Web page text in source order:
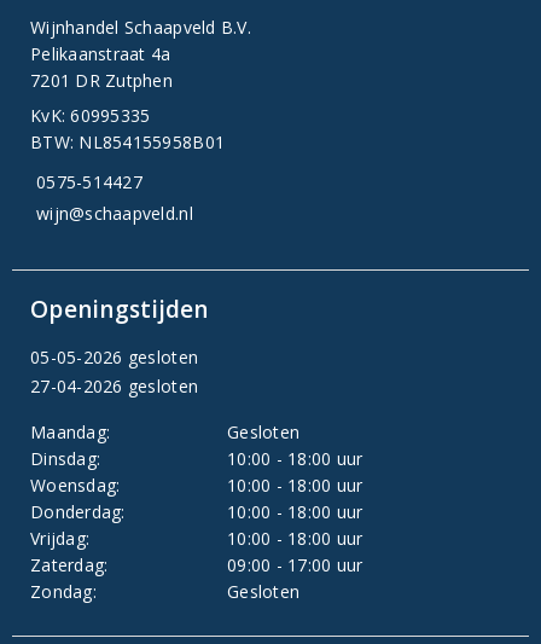
Wijnhandel Schaapveld B.V.
Pelikaanstraat 4a
7201 DR Zutphen
KvK: 60995335
BTW: NL854155958B01
0575-514427
wijn@schaapveld.nl
Openingstijden
05-05-2026 gesloten
27-04-2026 gesloten
Maandag:
Gesloten
Dinsdag:
10:00 - 18:00 uur
Woensdag:
10:00 - 18:00 uur
Donderdag:
10:00 - 18:00 uur
Vrijdag:
10:00 - 18:00 uur
Zaterdag:
09:00 - 17:00 uur
Zondag:
Gesloten